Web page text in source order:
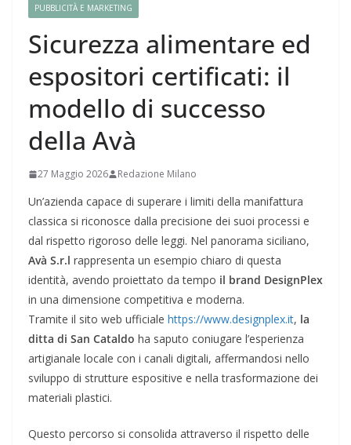
PUBBLICITÀ E MARKETING
Sicurezza alimentare ed
espositori certificati: il
modello di successo
della Avà
27 Maggio 2026 Redazione Milano
Un’azienda capace di superare i limiti della manifattura
classica si riconosce dalla precisione dei suoi processi e
dal rispetto rigoroso delle leggi. Nel panorama siciliano,
Avà S.r.l rappresenta un esempio chiaro di questa
identità, avendo proiettato da tempo il brand DesignPlex
in una dimensione competitiva e moderna.
Tramite il sito web ufficiale https://www.designplex.it, la
ditta di San Cataldo ha saputo coniugare l’esperienza
artigianale locale con i canali digitali, affermandosi nello
sviluppo di strutture espositive e nella trasformazione dei
materiali plastici.
Questo percorso si consolida attraverso il rispetto delle